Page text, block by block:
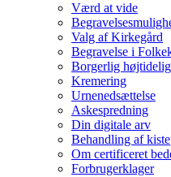
Værd at vide
Valg af Kirkegård
Begravelse i
Borgerlig
Kremering
Urnenedsættelse
Askespredning
Din digitale arv
Behandling af
Om certificeret
Forbrugerklager